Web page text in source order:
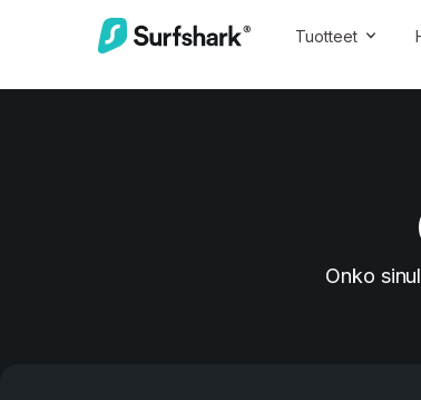
Tuotteet
Onko